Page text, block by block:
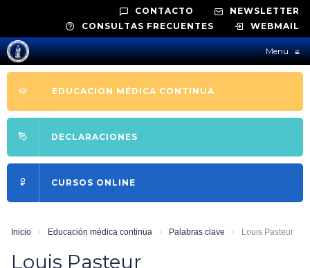
CONTACTO
NEWSLETTER
CONSULTAS FRECUENTES
WEBMAIL
Menu≡
EDUCACIÓN MÉDICA CONTINUA
DECLARACIONES
CURSOS ONLINE
Inicio › Educación médica continua › Palabras clave › Louis Pasteur
Louis Pasteur